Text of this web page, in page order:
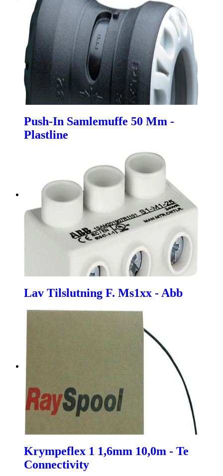
Push-In Samlemuffe 50 Mm -
Plastline
Lav Tilslutning F. Ms1xx - Abb
Krympeflex 1 1,6mm 10,0m - Te
Connectivity